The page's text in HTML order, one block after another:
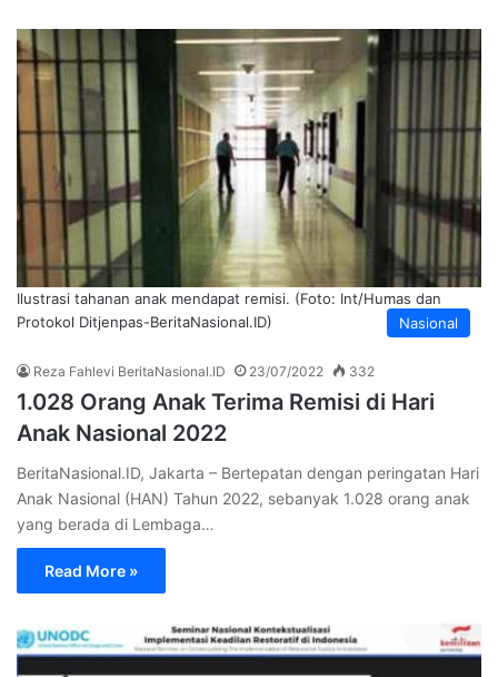
Nasional
Ilustrasi tahanan anak mendapat remisi. (Foto: Int/Humas dan
Protokol Ditjenpas-BeritaNasional.ID)
Reza Fahlevi BeritaNasional.ID 23/07/2022 332
1.028 Orang Anak Terima Remisi di Hari
Anak Nasional 2022
BeritaNasional.ID, Jakarta – Bertepatan dengan peringatan Hari
Anak Nasional (HAN) Tahun 2022, sebanyak 1.028 orang anak
yang berada di Lembaga…
Read More »